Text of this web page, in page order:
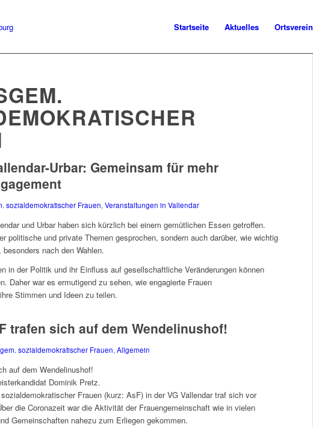
Startseite Aktuelles Ortsverein
Urbar: Gemeinsam für mehr
sozialdemokratischer Frauen, Veranstaltungen in Vallendar
und Urbar haben sich kürzlich bei einem gemütlichen Essen getroffen.
politische und private Themen gesprochen, sondern auch darüber, wie wichtig
nach den Wahlen.
in der Politik und ihr Einfluss auf gesellschaftliche Veränderungen können
Daher war es ermutigend zu sehen, wie engagierte Frauen
Stimmen und Ideen zu teilen.
trafen sich auf dem Wendelinushof!
sozialdemokratischer Frauen, Allgemein
auf dem Wendelinushof!
Dominik Pretz.
Frauen (kurz: AsF) in der VG Vallendar traf sich vor
die Coronazeit war die Aktivität der Frauengemeinschaft wie in vielen
Gemeinschaften nahezu zum Erliegen gekommen.